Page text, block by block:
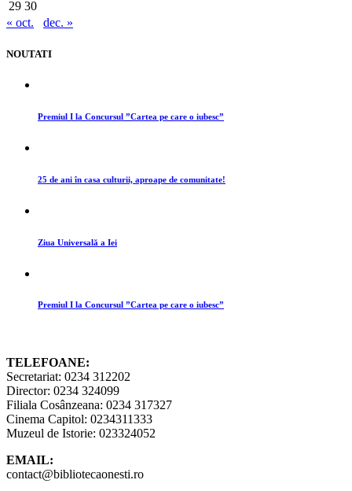
29 30
« oct.
dec. »
NOUTATI
Premiul I la Concursul ”Cartea pe care o iubesc”
25 de ani în casa culturii, aproape de comunitate!
Ziua Universală a Iei
Premiul I la Concursul ”Cartea pe care o iubesc”
TELEFOANE:
Secretariat: 0234 312202
Director: 0234 324099
Filiala Cosânzeana: 0234 317327
Cinema Capitol: 0234311333
Muzeul de Istorie: 023324052
EMAIL:
contact@bibliotecaonesti.ro